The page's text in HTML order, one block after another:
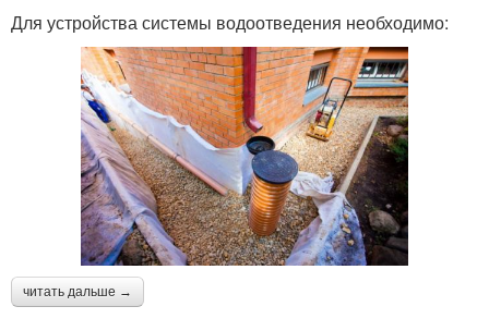
Для устройства системы водоотведения необходимо:
читать дальше →